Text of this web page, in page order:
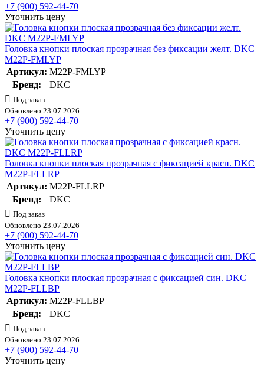
+7 (900) 592-44-70
Уточнить цену
Головка кнопки плоская прозрачная без фиксации желт. DKC
M22P-FMLYP
Артикул: M22P-FMLYP
Бренд:
DKC
Под заказ
Обновлено 23.07.2026
+7 (900) 592-44-70
Уточнить цену
Головка кнопки плоская прозрачная с фиксацией красн. DKC
M22P-FLLRP
Артикул: M22P-FLLRP
Бренд:
DKC
Под заказ
Обновлено 23.07.2026
+7 (900) 592-44-70
Уточнить цену
Головка кнопки плоская прозрачная с фиксацией син. DKC
M22P-FLLBP
Артикул: M22P-FLLBP
Бренд:
DKC
Под заказ
Обновлено 23.07.2026
+7 (900) 592-44-70
Уточнить цену